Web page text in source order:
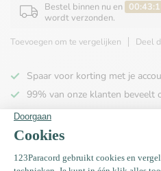
Bestel binnen nu en
wordt verzonden.
Toevoegen om te vergelijken Deel
Spaar voor korting met je
99% van onze klanten beveelt
100% de goedkoopste
Gratis verzending binnen NL